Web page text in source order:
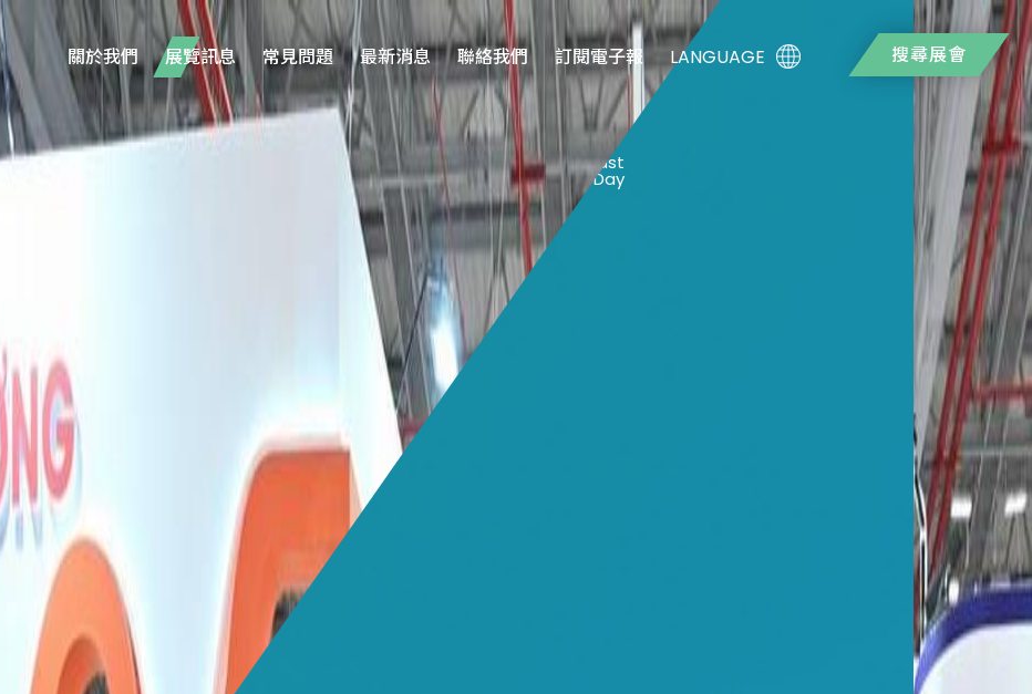
關於我們 展覽訊息 常見問題 最新消息 聯絡我們 訂閱電子報 LANGUAGE 搜尋展會
0 Last
Day
前往此展覽網站